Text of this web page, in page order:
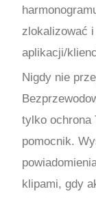
zlokalizować
aplikacji/
Nigdy nie
tylko ochrona
pomocnik.
klipami, gdy